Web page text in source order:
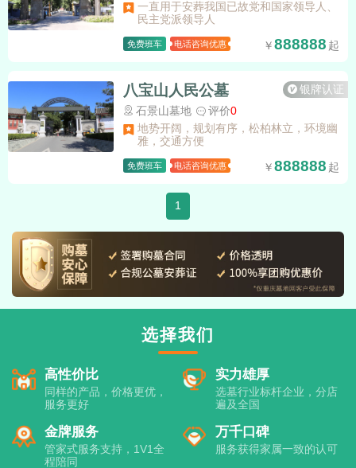
一直用于安葬我国已故党和国家领导人、
民主党派领导人
免费班车 电话咨询优惠 888888
八宝山人民公墓
石景山墓地 评价0
银牌认证
地势开阔，规划有序，松柏林立，环境幽
雅，交通方便
免费班车 电话咨询优惠 888888
1
选择我们
高性价比
同样的产品，价格更优，
服务更好
实力雄厚
选墓行业标杆企业，分店
遍及全国
金牌服务
管家式服务支持，1V1全
程陪同
万千口碑
服务获得家属一致的认可